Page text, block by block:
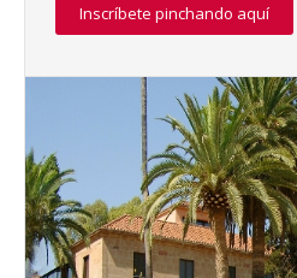
Inscríbete pinchando aquí